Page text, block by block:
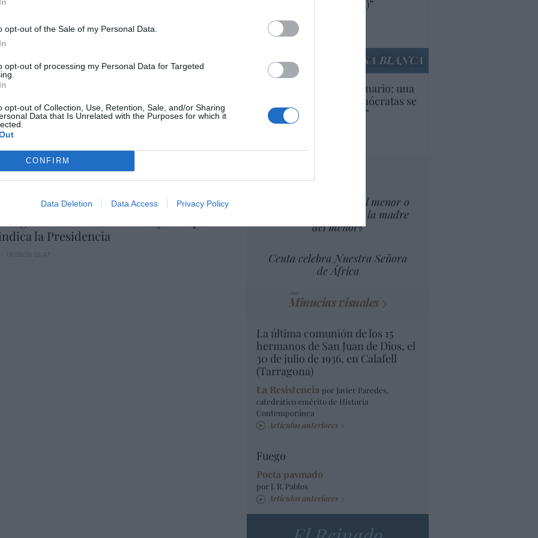
opt-out of the Sale of my Personal Data.
opt-out of processing my Personal Data for Targeted
opt-out of Collection, Use, Retention, Sale, and/or Sharing
Data that Is Unrelated with the Purposes for which it
CONFIRM
Data Deletion Data Access Privacy Policy
suma y sigue
07/08/26 09:35
de la guerra cristera: ¡Viva Cristo Rey!
a un obispo supone una falta de
07/08/26 08:38
Situación límite: bronca en Reino
la Presidencia
americanas (y europeas)”
por Ana Sánchez Arjona
Artículos anteriores
LA CASA BLANCA
EEUU. Inquietante escenario: una
tercera parte de los demócratas se
define como “socialista”
¿El Superior interés el menor o
el superior interés de la madre
del menor?
Ceuta celebra Nuestra Señora
de África
Minucias visuales
La última comunión de los 15
hermanos de San Juan de Dios, el
30 de julio de 1936, en Calafell
(Tarragona)
La Resistencia por Javier Paredes,
catedrático emérito de Historia
Contemporánea
Artículos anteriores
Fuego
Poeta pasmado
por J. R. Pablos
Artículos anteriores